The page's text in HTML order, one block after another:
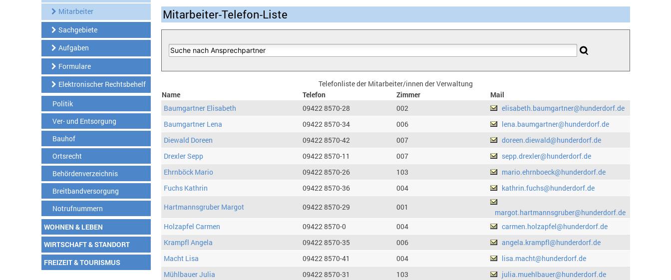
Mitarbeiter
Sachgebiete
Aufgaben
Formulare
Elektronischer Rechtsbehelf
Politik
Ver- und Entsorgung
Bauhof
Ortsrecht
Behördenverzeichnis
Breitbandversorgung
Notrufnummern
WOHNEN & LEBEN
WIRTSCHAFT & STANDORT
FREIZEIT & TOURISMUS
Mitarbeiter-Telefon-Liste
Telefonliste der Mitarbeiter/innen der Verwaltung
Name
Telefon Zimmer
Mail
Baumgartner Elisabeth
09422 8570-28 002
elisabeth.baumgartner@hunderdorf.de
Baumgartner Lena
09422 8570-34 006
lena.baumgartner@hunderdorf.de
Diewald Doreen
09422 8570-42 007
doreen.diewald@hunderdorf.de
Drexler Sepp
09422 8570-11 007
sepp.drexler@hunderdorf.de
Ehrnböck Mario
09422 8570-26 103
mario.ehrnboeck@hunderdorf.de
Fuchs Kathrin
09422 8570-36 004
kathrin.fuchs@hunderdorf.de
Hartmannsgruber Margot
09422 8570-29 001
margot.hartmannsgruber@hunderdorf.de
Holzapfel Carmen
09422 8570-0 004
carmen.holzapfel@hunderdorf.de
Krampfl Angela
09422 8570-35 006
angela.krampfl@hunderdorf.de
Macht Lisa
09422 8570-41 004
lisa.macht@hunderdorf.de
Mühlbauer Julia
09422 8570-31 103
julia.muehlbauer@hunderdorf.de